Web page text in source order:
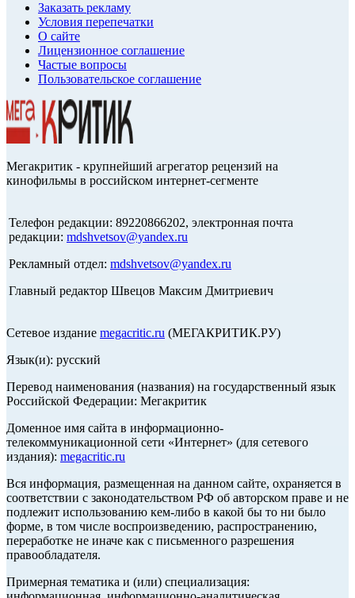
Заказать рекламу
Условия перепечатки
О сайте
Лицензионное соглашение
Частые вопросы
Пользовательское соглашение
Мегакритик - крупнейший агрегатор рецензий на
кинофильмы в российском интернет-сегменте
Телефон редакции: 89220866202, электронная почта
редакции: mdshvetsov@yandex.ru
Рекламный отдел: mdshvetsov@yandex.ru
Главный редактор Швецов Максим Дмитриевич
Сетевое издание megacritic.ru (МЕГАКРИТИК.РУ)
Язык(и): русский
Перевод наименования (названия) на государственный язык
Российской Федерации: Мегакритик
Доменное имя сайта в информационно-
телекоммуникационной сети «Интернет» (для сетевого
издания): megacritic.ru
Вся информация, размещенная на данном сайте, охраняется в
соответствии с законодательством РФ об авторском праве и не
подлежит использованию кем-либо в какой бы то ни было
форме, в том числе воспроизведению, распространению,
переработке не иначе как с письменного разрешения
правообладателя.
Примерная тематика и (или) специализация: